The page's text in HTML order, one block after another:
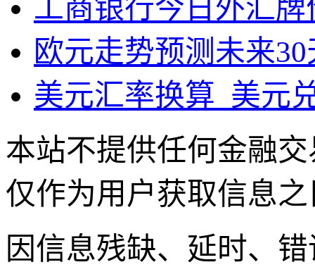
工商银行今日外汇牌
欧元走势预测未来30
美元汇率换算_美元
本站不提供任何金融
仅作为用户获取信息
因信息残缺、延时、